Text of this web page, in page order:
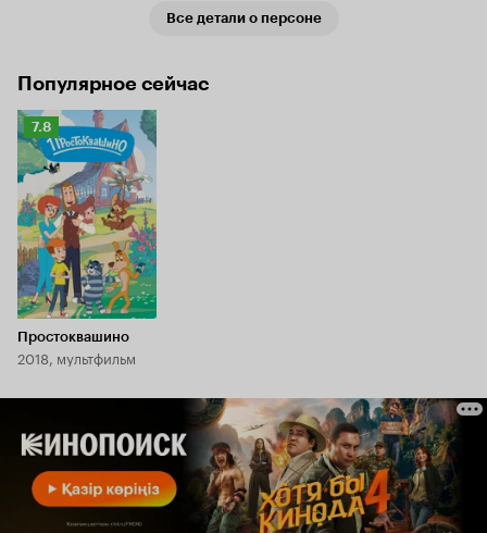
Все детали о персоне
Популярное сейчас
Рейтинг
Кинопоиска
7.8
7.8
Простоквашино
2018, мультфильм